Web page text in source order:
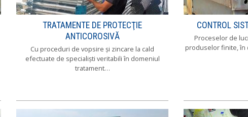
TRATAMENTE DE PROTECŢIE
ANTICOROSIVĂ
Cu proceduri de vopsire şi zincare la cald
efectuate de specialişti veritabili în domeniul
tratament…
CONTROL
Proceselor de
produselor finite, în